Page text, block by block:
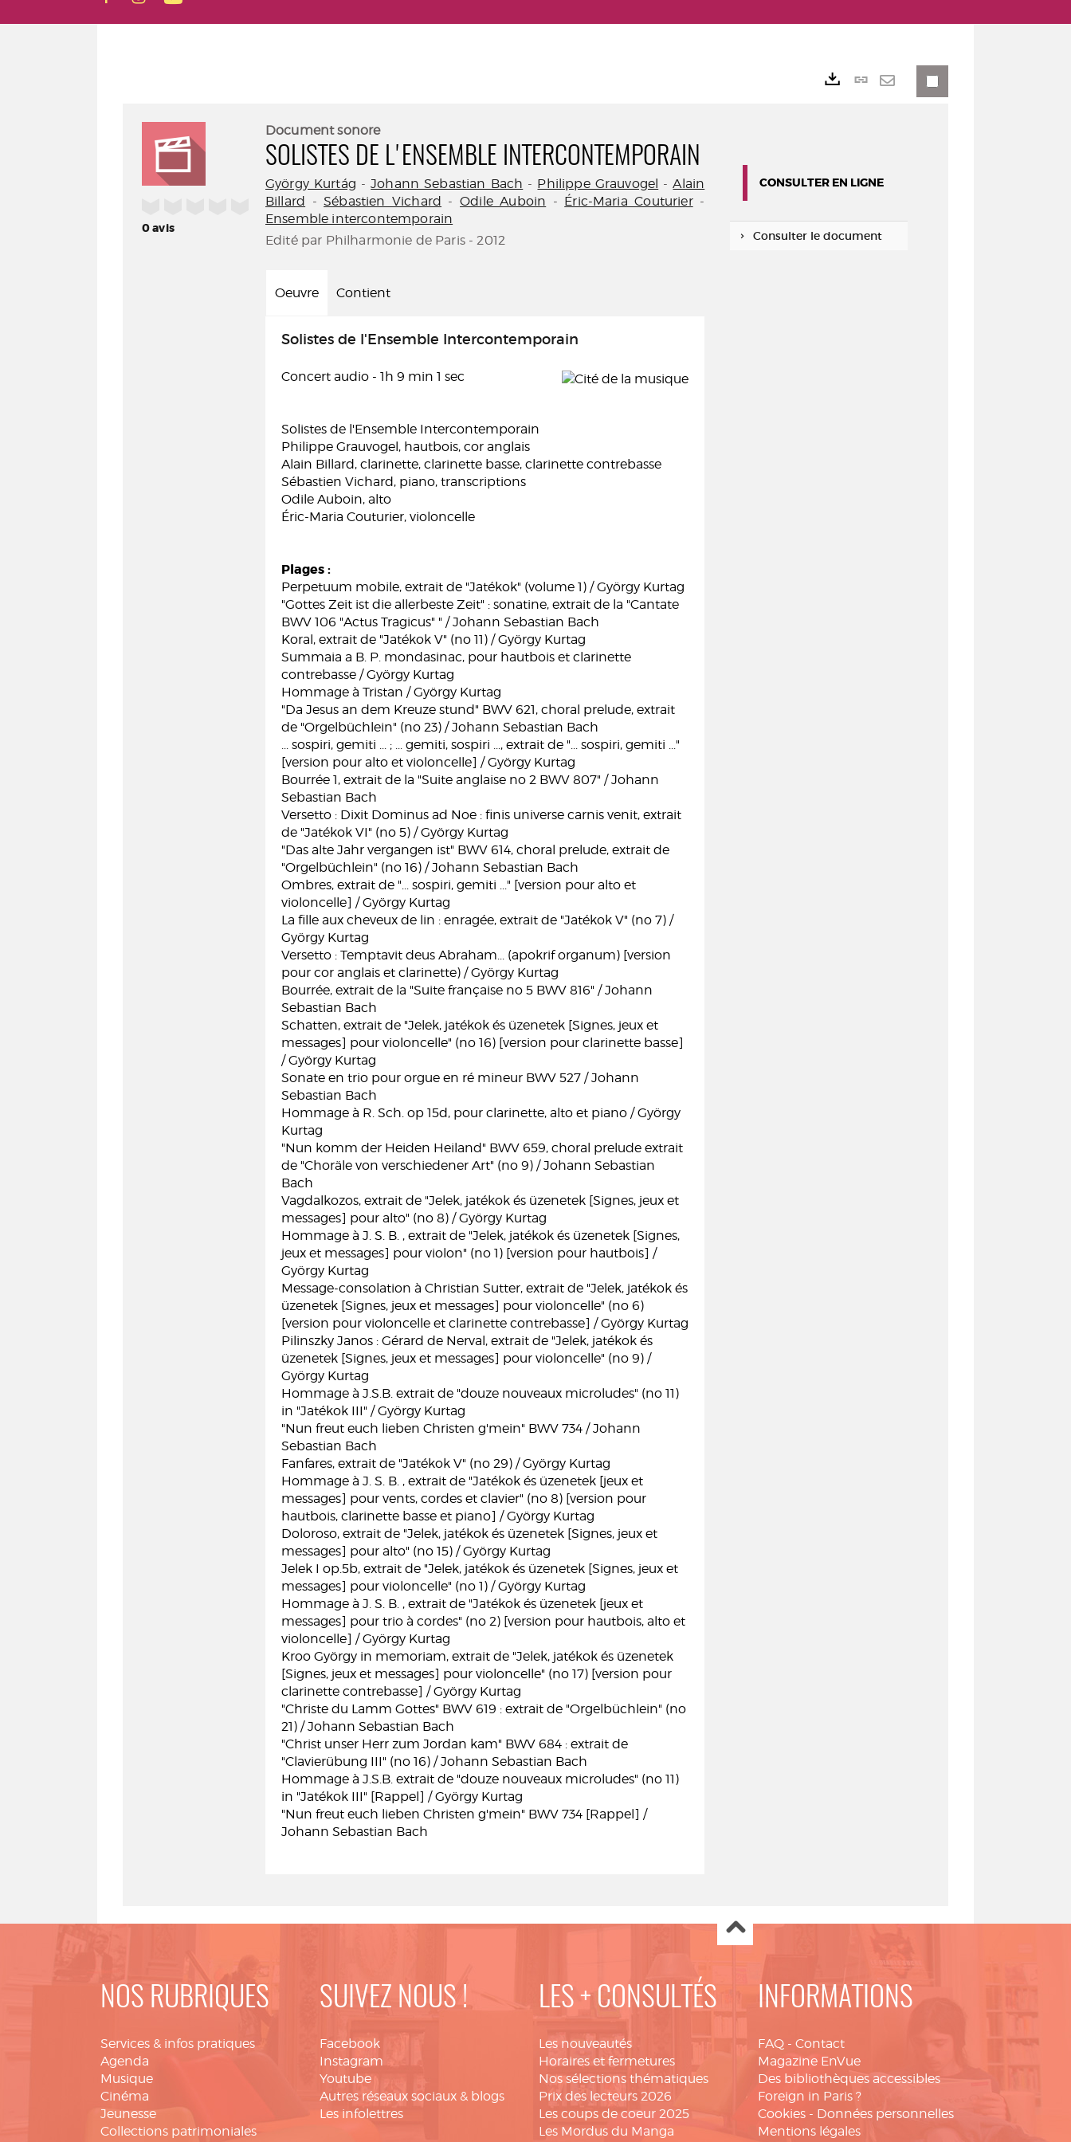
0avis
Document sonore
SOLISTES DE L'ENSEMBLE INTERCONTEMPORAIN
György Kurtág -Johann Sebastian Bach - Philippe Grauvogel -Alain
Billard -Sébastien Vichard -Odile Auboin - Éric-Maria Couturier-
Ensemble intercontemporain
Edité par Philharmonie de Paris - 2012
Oeuvre Contient
Solistes de l'Ensemble Intercontemporain
Concert audio - 1h 9 min 1 sec
Solistes de l'Ensemble Intercontemporain
Philippe Grauvogel, hautbois, cor anglais
Alain Billard, clarinette, clarinette basse, clarinette contrebasse
Sébastien Vichard, piano, transcriptions
Odile Auboin, alto
Éric-Maria Couturier, violoncelle
Plages :
Perpetuum mobile, extrait de "Jatékok" (volume 1) / György Kurtag
"Gottes Zeit ist die allerbeste Zeit" : sonatine, extrait de la "Cantate
BWV 106 "Actus Tragicus" " / Johann Sebastian Bach
Koral, extrait de "Jatékok V" (no 11) / György Kurtag
Summaia a B. P. mondasinac, pour hautbois et clarinette
contrebasse / György Kurtag
Hommage à Tristan / György Kurtag
"Da Jesus an dem Kreuze stund" BWV 621, choral prelude, extrait
de "Orgelbüchlein" (no 23) / Johann Sebastian Bach
... sospiri, gemiti ... ; ... gemiti, sospiri ..., extrait de "... sospiri, gemiti ..."
[version pour alto et violoncelle] / György Kurtag
Bourrée 1, extrait de la "Suite anglaise no 2 BWV 807" / Johann
Sebastian Bach
Versetto : Dixit Dominus ad Noe : finis universe carnis venit, extrait
de "Jatékok VI" (no 5) / György Kurtag
"Das alte Jahr vergangen ist" BWV 614, choral prelude, extrait de
"Orgelbüchlein" (no 16) / Johann Sebastian Bach
Ombres, extrait de "... sospiri, gemiti ..." [version pour alto et
violoncelle] / György Kurtag
La fille aux cheveux de lin : enragée, extrait de "Jatékok V" (no 7) /
György Kurtag
Versetto : Temptavit deus Abraham... (apokrif organum) [version
pour cor anglais et clarinette) / György Kurtag
Bourrée, extrait de la "Suite française no 5 BWV 816" / Johann
Sebastian Bach
Schatten, extrait de "Jelek, jatékok és üzenetek [Signes, jeux et
messages] pour violoncelle" (no 16) [version pour clarinette basse]
/ György Kurtag
Sonate en trio pour orgue en ré mineur BWV 527 / Johann
Sebastian Bach
Hommage à R. Sch. op 15d, pour clarinette, alto et piano / György
Kurtag
"Nun komm der Heiden Heiland" BWV 659, choral prelude extrait
de "Choräle von verschiedener Art" (no 9) / Johann Sebastian
Bach
Vagdalkozos, extrait de "Jelek, jatékok és üzenetek [Signes, jeux et
messages] pour alto" (no 8) / György Kurtag
Hommage à J. S. B. , extrait de "Jelek, jatékok és üzenetek [Signes,
jeux et messages] pour violon" (no 1) [version pour hautbois] /
György Kurtag
Message-consolation à Christian Sutter, extrait de "Jelek, jatékok és
üzenetek [Signes, jeux et messages] pour violoncelle" (no 6)
[version pour violoncelle et clarinette contrebasse] / György Kurtag
Pilinszky Janos : Gérard de Nerval, extrait de "Jelek, jatékok és
üzenetek [Signes, jeux et messages] pour violoncelle" (no 9) /
György Kurtag
Hommage à J.S.B. extrait de "douze nouveaux microludes" (no 11)
in "Jatékok III" / György Kurtag
"Nun freut euch lieben Christen g'mein" BWV 734 / Johann
Sebastian Bach
Fanfares, extrait de "Jatékok V" (no 29) / György Kurtag
Hommage à J. S. B. , extrait de "Jatékok és üzenetek [jeux et
messages] pour vents, cordes et clavier" (no 8) [version pour
hautbois, clarinette basse et piano] / György Kurtag
Doloroso, extrait de "Jelek, jatékok és üzenetek [Signes, jeux et
messages] pour alto" (no 15) / György Kurtag
Jelek I op.5b, extrait de "Jelek, jatékok és üzenetek [Signes, jeux et
messages] pour violoncelle" (no 1) / György Kurtag
Hommage à J. S. B. , extrait de "Jatékok és üzenetek [jeux et
messages] pour trio à cordes" (no 2) [version pour hautbois, alto et
violoncelle] / György Kurtag
Kroo György in memoriam, extrait de "Jelek, jatékok és üzenetek
[Signes, jeux et messages] pour violoncelle" (no 17) [version pour
clarinette contrebasse] / György Kurtag
"Christe du Lamm Gottes" BWV 619 : extrait de "Orgelbüchlein" (no
21) / Johann Sebastian Bach
"Christ unser Herr zum Jordan kam" BWV 684 : extrait de
"Clavierübung III" (no 16) / Johann Sebastian Bach
Hommage à J.S.B. extrait de "douze nouveaux microludes" (no 11)
in "Jatékok III" [Rappel] / György Kurtag
"Nun freut euch lieben Christen g'mein" BWV 734 [Rappel] /
Johann Sebastian Bach
Lien
CONSULTER EN LIGNE
Consulter le document
NOS RUBRIQUES
Services & infos pratiques
Agenda
Musique
Cinéma
Jeunesse
Collections patrimoniales
SUIVEZ NOUS !
Facebook
Instagram
Youtube
Autres réseaux sociaux & blogs
Les infolettres
LES + CONSULTÉS
Les nouveautés
Horaires et fermetures
Nos sélections thématiques
Prix des lecteurs 2026
Les coups de coeur 2025
Les Mordus du Manga
INFORMATIONS
FAQ - Contact
Magazine EnVue
Des bibliothèques accessibles
Foreign in Paris ?
Cookies - Données personnelles
Mentions légales